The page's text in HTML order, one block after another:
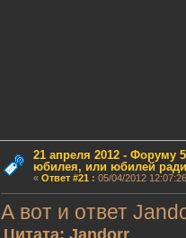
21 апреля 2012 - Форуму
юбилея, или юбилей
« Ответ #21 : 05/04/2012
А вот и ответ